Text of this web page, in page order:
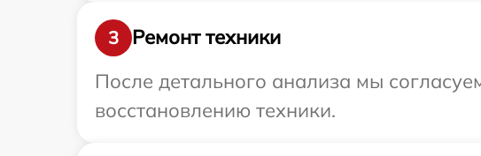
3
Ремонт техники
После детального анализа мы
восстановлению техники.